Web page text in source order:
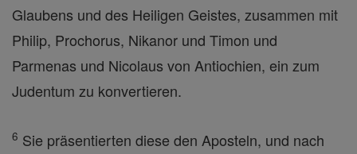
Glaubens und des Heiligen Geistes, zusammen mit
Philip, Prochorus, Nikanor und Timon und
Parmenas und Nicolaus von Antiochien, ein zum
Judentum zu konvertieren.
6 Sie präsentierten diese den Aposteln, und nach